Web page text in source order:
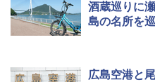
酒蔵巡りに
島の名所を
広島空港と